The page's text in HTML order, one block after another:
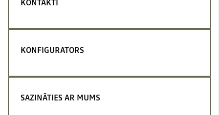
KONTAKTI
KONFIGURATORS
SAZINĀTIES AR MUMS